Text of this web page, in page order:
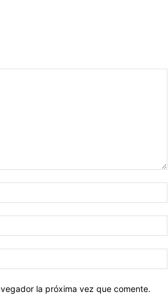
la próxima vez que comente.